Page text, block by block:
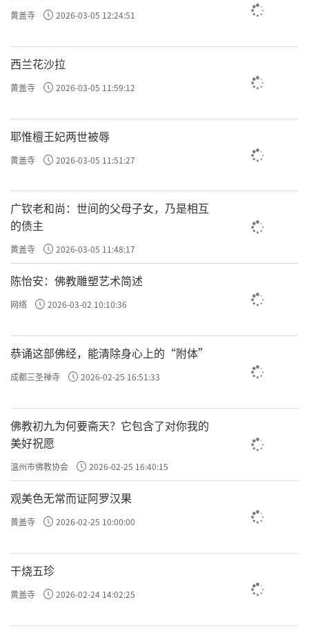
黄盖寺 2026-03-05 12:24:51
西兰花沙拉
黄盖寺 2026-03-05 11:59:12
耶惟檀王妃两世被辱
黄盖寺 2026-03-05 11:51:27
广钦老和尚：世间的父母子女，乃是相互
的债主
黄盖寺 2026-03-05 11:48:17
陈怡安：佛教雕塑艺术简述
网络 2026-03-02 10:10:36
恭诵这部佛经，能清除身心上的“附体”
成都三圣禅寺 2026-02-25 16:51:33
佛教初九为何要斋天？它包含了对你我的
美好祝愿
温州市佛教协会 2026-02-25 16:40:15
观美色无常而证阿罗汉果
黄盖寺 2026-02-25 10:00:00
干烧五珍
黄盖寺 2026-02-24 14:02:25